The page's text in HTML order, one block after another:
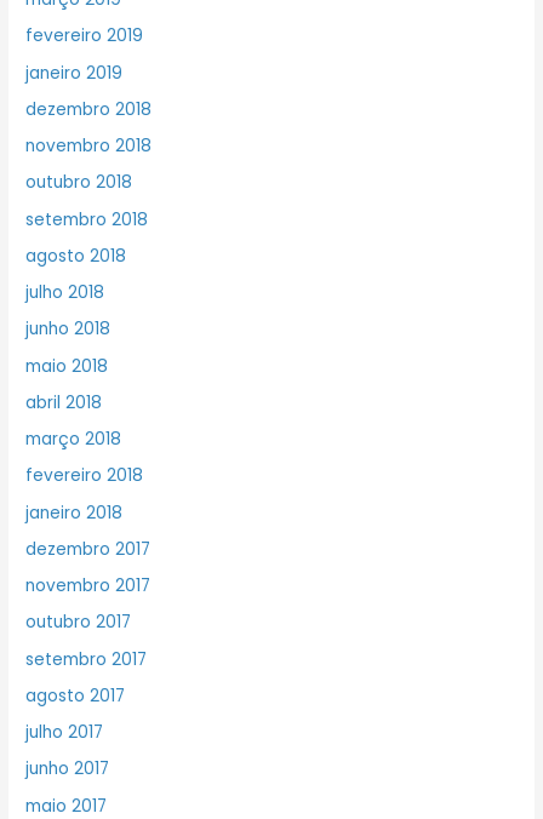
fevereiro 2019
janeiro 2019
dezembro 2018
novembro 2018
outubro 2018
setembro 2018
agosto 2018
julho 2018
junho 2018
maio 2018
abril 2018
março 2018
fevereiro 2018
janeiro 2018
dezembro 2017
novembro 2017
outubro 2017
setembro 2017
agosto 2017
julho 2017
junho 2017
maio 2017